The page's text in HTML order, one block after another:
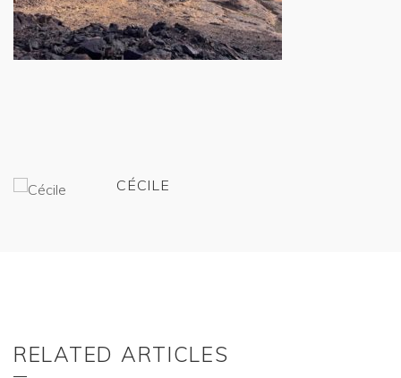
CÉCILE
RELATED ARTICLES